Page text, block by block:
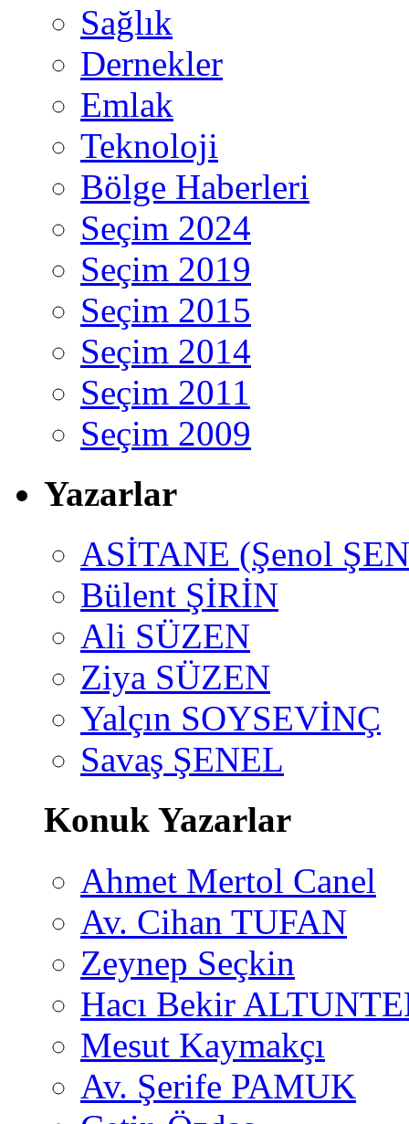
Sağlık
Dernekler
Emlak
Teknoloji
Bölge Haberleri
Seçim 2024
Seçim 2019
Seçim 2015
Seçim 2014
Seçim 2011
Seçim 2009
Yazarlar
ASİTANE (Şenol
Bülent ŞİRİN
Ali SÜZEN
Ziya SÜZEN
Yalçın SOYSEVİNÇ
Savaş ŞENEL
Konuk Yazarlar
Ahmet Mertol Canel
Av. Cihan TUFAN
Zeynep Seçkin
Hacı Bekir
Mesut Kaymakçı
Av. Şerife PAMUK